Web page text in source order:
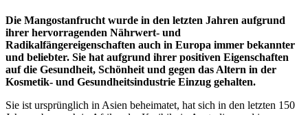
Die Mangostanfrucht wurde in den letzten Jahren aufgrund
ihrer hervorragenden Nährwert- und
Radikalfängereigenschaften auch in Europa immer bekannter
und beliebter. Sie hat aufgrund ihrer positiven Eigenschaften
auf die Gesundheit, Schönheit und gegen das Altern in der
Kosmetik- und Gesundheitsindustrie Einzug gehalten.
Sie ist ursprünglich in Asien beheimatet, hat sich in den letzten 150